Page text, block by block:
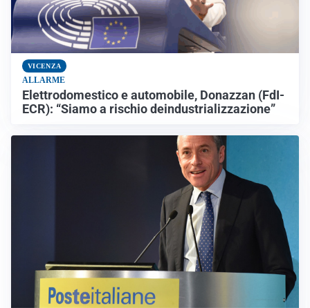
VICENZA
ALLARME
Elettrodomestico e automobile, Donazzan (FdI-
ECR): “Siamo a rischio deindustrializzazione”